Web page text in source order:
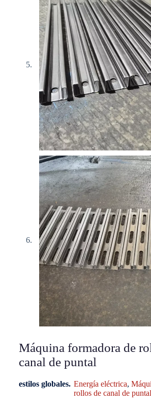
Máquina formadora de
canal de puntal
estilos globales. Energía eléctrica,
rollos de canal de